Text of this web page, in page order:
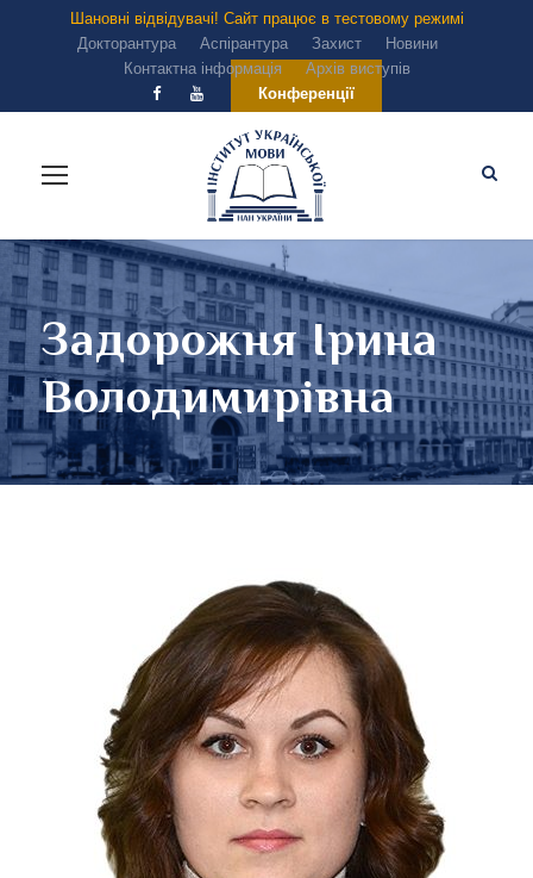
Шановні відвідувачі! Сайт працює в тестовому режимі
Докторантура
Аспірантура Захист
Новини
Контактна інформація
Архів виступів
Конференції
Задорожня Ірина
Володимирівна